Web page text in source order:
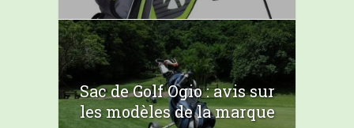
Sac de Golf Ogio : avis sur
les modèles de la marque